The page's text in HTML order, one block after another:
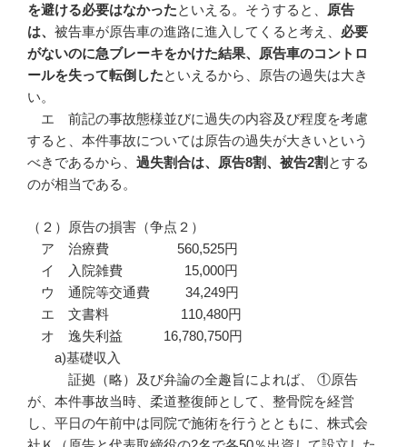
を避ける必要はなかったといえる。そうすると、
原告
は、 被告車が原告車の進路に進入してくると考え、 必要
がないのに急ブレーキをかけた結果、原告車のコントロ
ールを失って転倒したといえるから、原告の過失は大き
い。
エ 前記の事故態様並びに過失の内容及び程度を考慮
すると、本件事故については原告の過失が大きいという
べきであるから、 過失割合は、原告8割、被告2割 とする
のが相当である。
（２）原告の損害（争点２）
ア 治療費 560,525円
イ 入院雑費 15,000円
ウ 通院等交通費 34,249円
エ 文書料 110,480円
オ 逸失利益 16,780,750円
a)基礎収入
証拠（略）及び弁論の全趣旨によれば、 ①原告
が、本件事故当時、柔道整復師として、整骨院を経営
し、平日の午前中は同院で施術を行うとともに、株式会